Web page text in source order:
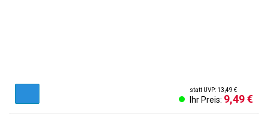
statt UVP: 13,49 €
Ihr Preis: 9,49 €